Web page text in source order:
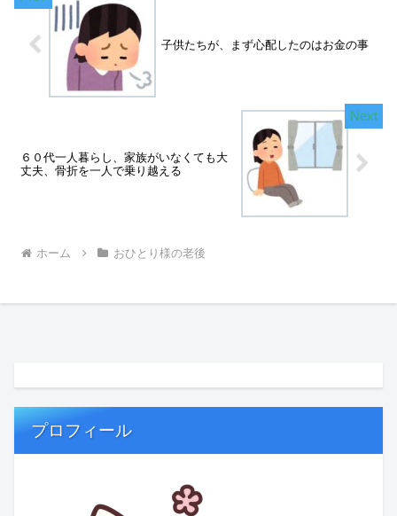
子供たちが、まず心配したのはお金の事
６０代一人暮らし、家族がいなくても大
丈夫、骨折を一人で乗り越える
ホーム おひとり様の老後
プロフィール